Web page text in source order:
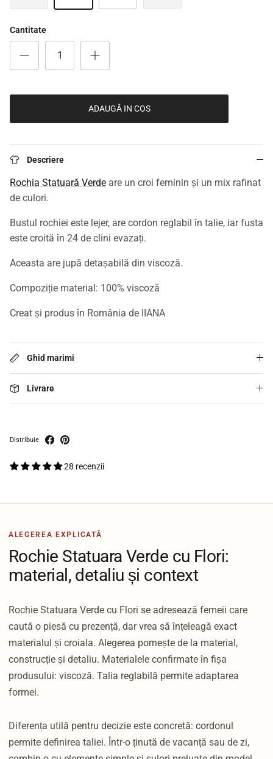
Cantitate
ADAUGĂ IN COS
Descriere
Rochia Statuară Verde are un croi feminin și un mix rafinat
de culori.
Bustul rochiei este lejer, are cordon reglabil în talie, iar fusta
este croită în 24 de clini evazați.
Aceasta are jupă detașabilă din viscoză.
Compoziție material: 100% viscoză
Creat și produs în România de IIANA
Ghid marimi
Livrare
Distribuie
28 recenzii
ALEGEREA EXPLICATĂ
Rochie Statuara Verde cu Flori:
material, detaliu și context
Rochie Statuara Verde cu Flori se adresează femeii care
caută o piesă cu prezență, dar vrea să înțeleagă exact
materialul și croiala. Alegerea pornește de la material,
construcție și detaliu. Materialele confirmate în fișa
produsului: viscoză. Talia reglabilă permite adaptarea
formei.
Diferența utilă pentru decizie este concretă: cordonul
permite definirea taliei. Într-o ținută de vacanță sau de zi,